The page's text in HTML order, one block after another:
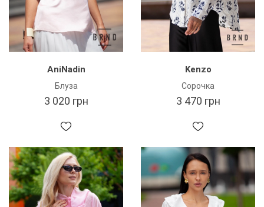
AniNadin
Блуза
3 020 грн
Kenzo
Сорочка
3 470 грн